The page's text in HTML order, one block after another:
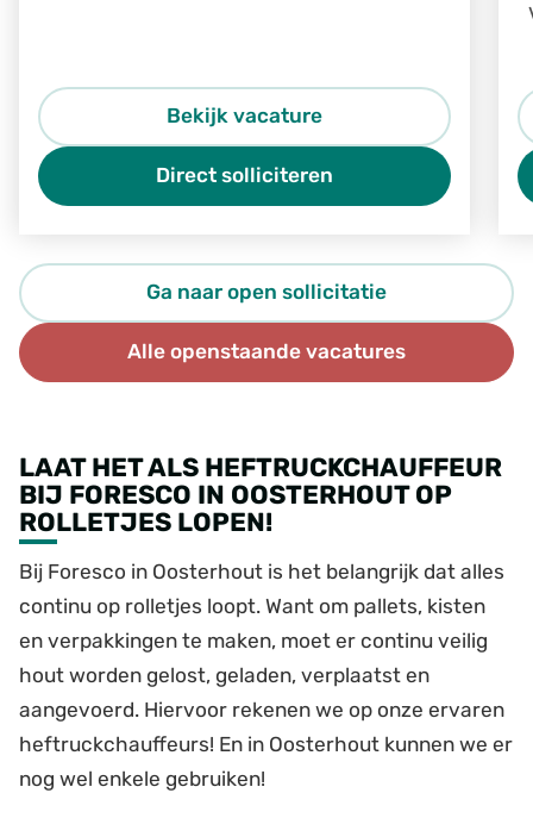
Bekijk vacature
Direct solliciteren
Ga naar open sollicitatie
Alle openstaande vacatures
LAAT HET ALS HEFTRUCKCHAUFFEUR
BIJ FORESCO IN OOSTERHOUT OP
ROLLETJES LOPEN!
Bij Foresco in Oosterhout is het belangrijk dat alles
continu op rolletjes loopt. Want om pallets, kisten
en verpakkingen te maken, moet er continu veilig
hout worden gelost, geladen, verplaatst en
aangevoerd. Hiervoor rekenen we op onze ervaren
heftruckchauffeurs! En in Oosterhout kunnen we er
nog wel enkele gebruiken!